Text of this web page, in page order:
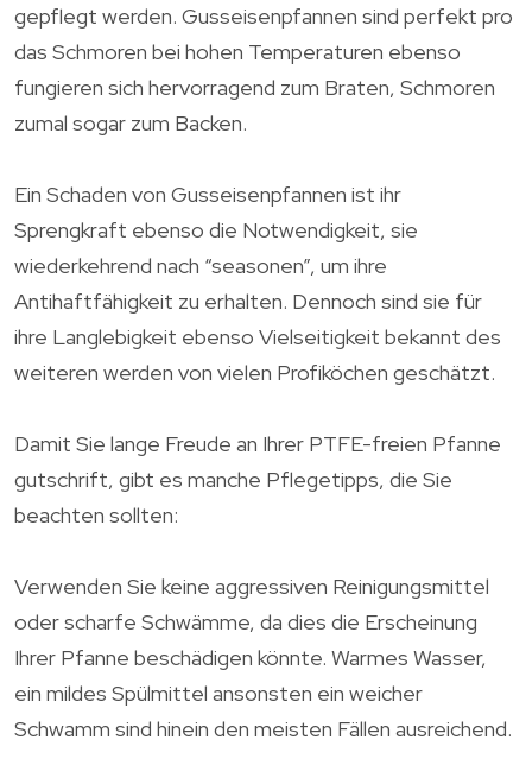
gepflegt werden. Gusseisenpfannen sind perfekt pro
das Schmoren bei hohen Temperaturen ebenso
fungieren sich hervorragend zum Braten, Schmoren
zumal sogar zum Backen.
Ein Schaden von Gusseisenpfannen ist ihr
Sprengkraft ebenso die Notwendigkeit, sie
wiederkehrend nach “seasonen”, um ihre
Antihaftfähigkeit zu erhalten. Dennoch sind sie für
ihre Langlebigkeit ebenso Vielseitigkeit bekannt des
weiteren werden von vielen Profiköchen geschätzt.
Damit Sie lange Freude an Ihrer PTFE-freien Pfanne
gutschrift, gibt es manche Pflegetipps, die Sie
beachten sollten:
Verwenden Sie keine aggressiven Reinigungsmittel
oder scharfe Schwämme, da dies die Erscheinung
Ihrer Pfanne beschädigen könnte. Warmes Wasser,
ein mildes Spülmittel ansonsten ein weicher
Schwamm sind hinein den meisten Fällen ausreichend.